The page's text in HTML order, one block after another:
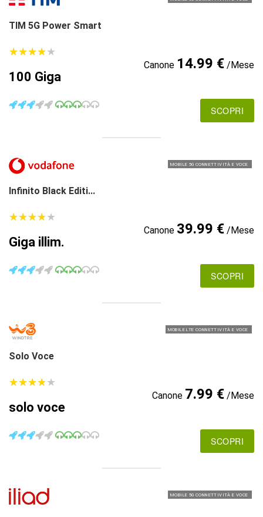
TIM 5G Power Smart
★★★★★
★★★★★
100 Giga
Canone 14.99 €/Mese
SCOPRI
MOBILE 5G CONNETTIVITÀ E VOCE
Infinito Black Editi...
★★★★★
★★★★★
Giga illim.
Canone 39.99 €/Mese
SCOPRI
MOBILE LTE CONNETTIVITÀ E VOCE
Solo Voce
★★★★★
★★★★★
solo voce
Canone 7.99 €/Mese
SCOPRI
MOBILE 5G CONNETTIVITÀ E VOCE